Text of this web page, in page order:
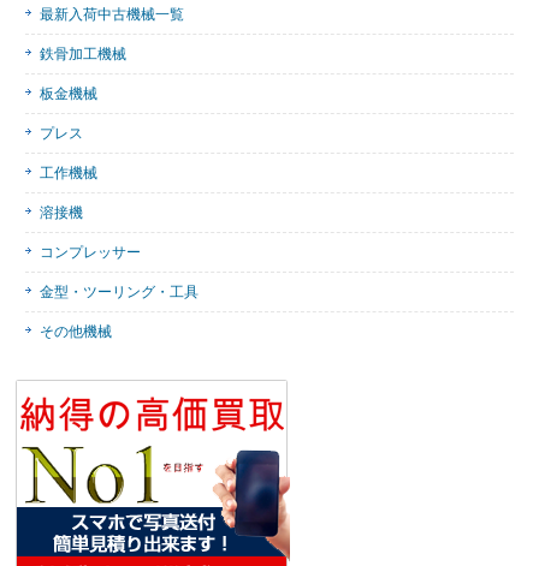
最新入荷中古機械一覧
鉄骨加工機械
板金機械
プレス
工作機械
溶接機
コンプレッサー
金型・ツーリング・工具
その他機械